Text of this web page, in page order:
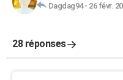
Dagdag94- 26 févr.
28 réponses